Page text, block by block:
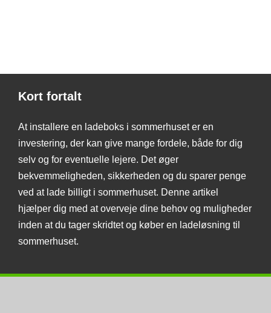
Kort fortalt
At installere en ladeboks i sommerhuset er en
investering, der kan give mange fordele, både for dig
selv og for eventuelle lejere. Det øger
bekvemmeligheden, sikkerheden og du sparer penge
ved at lade billigt i sommerhuset. Denne artikel
hjælper dig med at overveje dine behov og muligheder
inden at du tager skridtet og køber en ladeløsning til
sommerhuset.